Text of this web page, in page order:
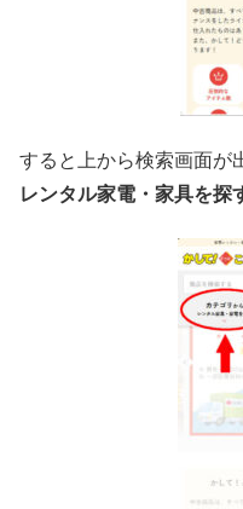
すると上から検索画面が
レンタル家電・家具を探